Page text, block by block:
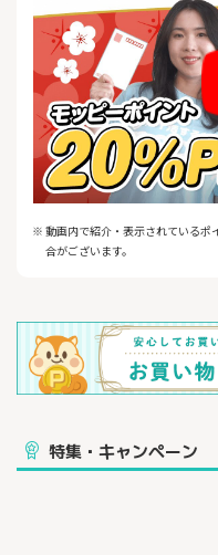
〇ウェブポのデザインは
出産・転居のご報告向け
人気キャラクター・クリエ
で国内最大級の品揃え！
写真入りも、イラストも
〇ウェブポなら、もうご自
富士フイルム独自の画像処
富士フイルムの直営工場で
〇年末年始もフル稼働！最
※ 動画内で紹介・表示されているポ
合がございます。
特集・キャンペーン